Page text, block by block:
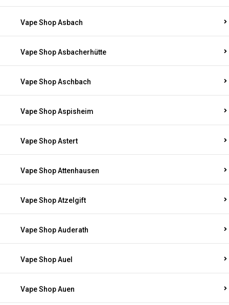
Vape Shop Asbach
Vape Shop Asbacherhütte
Vape Shop Aschbach
Vape Shop Aspisheim
Vape Shop Astert
Vape Shop Attenhausen
Vape Shop Atzelgift
Vape Shop Auderath
Vape Shop Auel
Vape Shop Auen